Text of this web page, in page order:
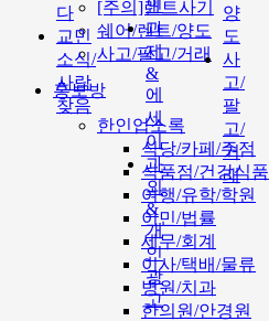
[주의]랜트사기
쉐어/렌트/양도
사고/팔고/거래
홍보방
한인업소록
식당/카페/주점
식품점/건강식품
여행/유학/학원
이민/법률
세무/회계
이사/택배/물류
병원/치과
한의원/안경원
다
교민
소식/
사람
찾음
인
과
제
&
에
세
이
과
외
&
개
인
광
고
양
도
사
고/
팔
고/
거
래